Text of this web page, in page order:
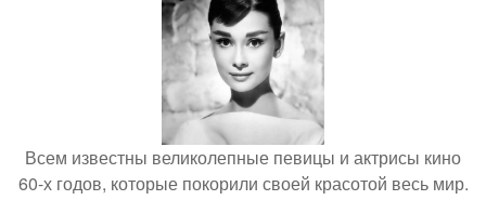
Всем известны великолепные певицы и актрисы кино
60-х годов, которые покорили своей красотой весь мир.